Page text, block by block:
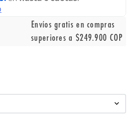
Envíos gratis en compras
superiores a $249.900 COP